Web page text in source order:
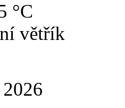
°C
větřík